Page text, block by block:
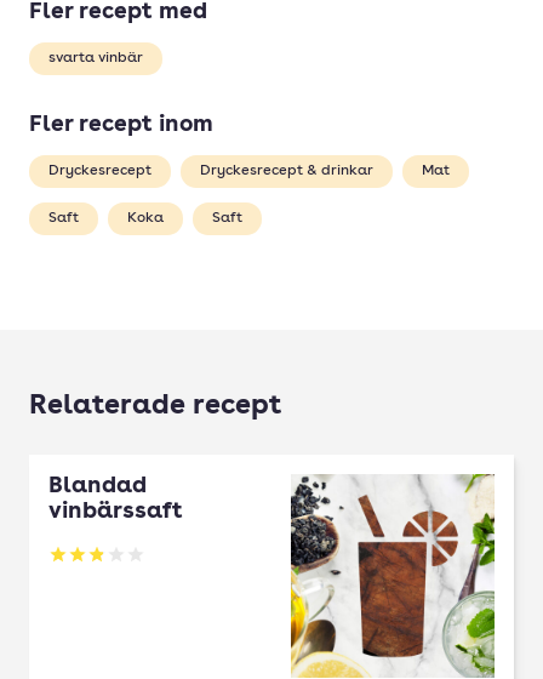
Fler recept med
svarta vinbär
Fler recept inom
Dryckesrecept Dryckesrecept & drinkar Mat
Saft Koka Saft
Relaterade recept
Blandad
vinbärssaft
Betyg: 2.84 av 5